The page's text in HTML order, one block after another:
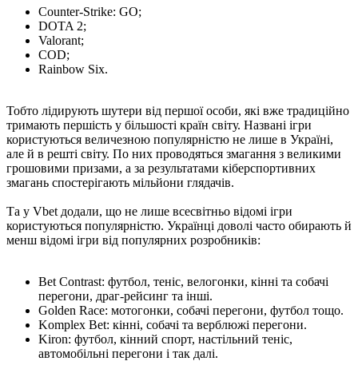
Counter-Strike: GO;
DOTA 2;
Valorant;
COD;
Rainbow Six.
Тобто лідирують шутери від першої особи, які вже традиційно
тримають першість у більшості країн світу. Названі ігри
користуються величезною популярністю не лише в Україні,
але й в решті світу. По них проводяться змагання з великими
грошовими призами, а за результатами кіберспортивних
змагань спостерігають мільйони глядачів.
Та у Vbet додали, що не лише всесвітньо відомі ігри
користуються популярністю. Українці доволі часто обирають й
менш відомі ігри від популярних розробників:
Bet Contrast: футбол, теніс, велогонки, кінні та собачі
перегони, драг-рейсинг та інші.
Golden Race: мотогонки, собачі перегони, футбол тощо.
Komplex Bet: кінні, собачі та верблюжі перегони.
Kiron: футбол, кінний спорт, настільний теніс,
автомобільні перегони і так далі.